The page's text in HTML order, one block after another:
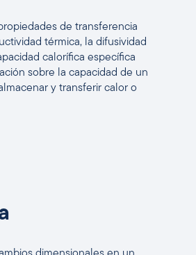
de transferencia
térmica, la difusividad
calorífica específica
sobre la capacidad de un
y transferir calor o